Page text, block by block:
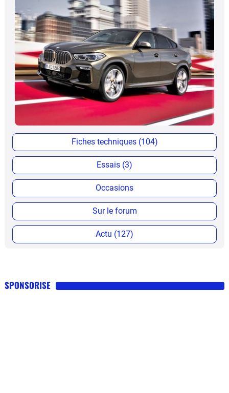
Fiches techniques (104)
Essais (3)
Occasions
Sur le forum
Actu (127)
SPONSORISE